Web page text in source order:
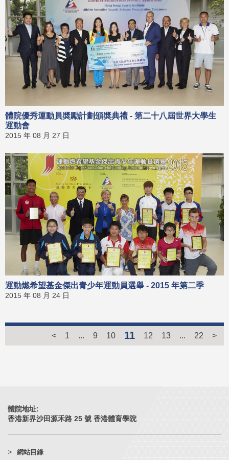
體院優秀運動員奬勵計劃頒奬典禮 - 第二十八屆世界大學生
運動會
2015 年 08 月 27 日
運動燃希望基金傑出青少年運動員選舉 - 2015 年第二季
2015 年 08 月 24 日
< 1 ... 9 10 11 12 13 ... 22 >
體院地址:
香港新界沙田源禾路 25 號 香港體育學院
網站目錄